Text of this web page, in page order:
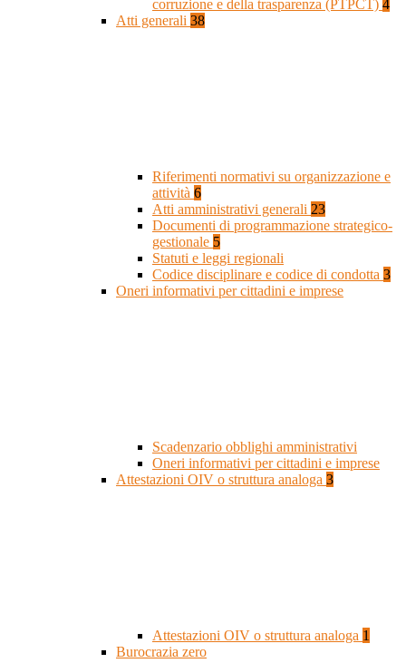
corruzione e della trasparenza (PTPCT) 4
Atti generali 38
Riferimenti normativi su organizzazione e
attività 6
Atti amministrativi generali 23
Documenti di programmazione strategico-
gestionale 5
Statuti e leggi regionali
Codice disciplinare e codice di condotta 3
Oneri informativi per cittadini e imprese
Scadenzario obblighi amministrativi
Oneri informativi per cittadini e imprese
Attestazioni OIV o struttura analoga 3
Attestazioni OIV o struttura analoga 1
Burocrazia zero